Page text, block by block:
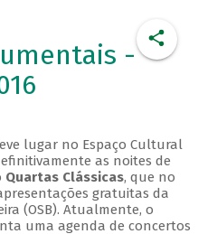
-
lugar no Espaço Cultural
as noites de
Quartas Clássicas, que no
gratuitas da
(OSB). Atualmente, o
uma agenda de concertos